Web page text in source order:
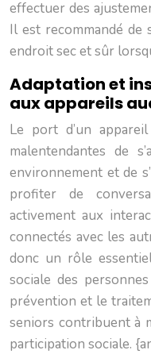
effectuer des
Il est recommandé de
endroit sec et sûr
Adaptation et
aux appareils
Le port d’un
malentendantes de
environnement et de
profiter de
activement aux
connectés avec les
donc un rôle
sociale des
prévention et le
seniors contribuent à
participation sociale.